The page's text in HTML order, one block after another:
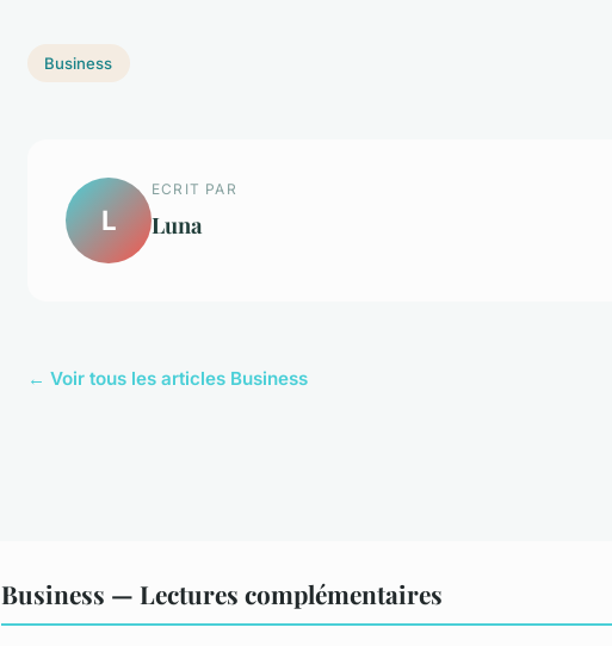
Business
L
ECRIT PAR
Luna
← Voir tous les articles Business
Business — Lectures complémentaires